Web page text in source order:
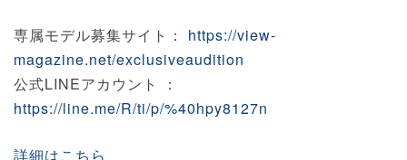
専属モデル募集サイト： https://view-
magazine.net/exclusiveaudition
公式LINEアカウント ：
https://line.me/R/ti/p/%40hpy8127n
詳細はこちら